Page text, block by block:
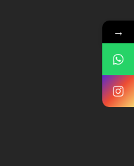
→